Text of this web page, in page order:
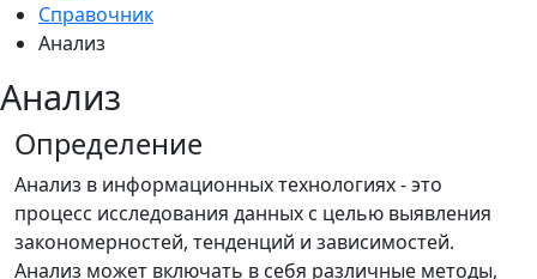
Справочник
Анализ
Анализ
Определение
Анализ в информационных технологиях - это
процесс исследования данных с целью выявления
закономерностей, тенденций и зависимостей.
Анализ может включать в себя различные методы,